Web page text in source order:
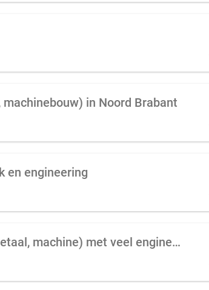
in Noord Brabant
en engineering
Klein productiebedrijf te koop gevraagd (kunststof, metaal, machine) met veel engineering